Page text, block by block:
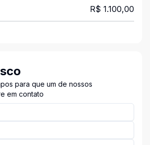
R$ 1.100,00
para que um de nossos
em contato